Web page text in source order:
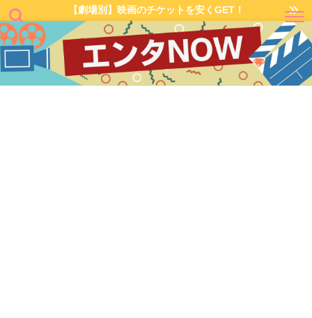
【劇場別】映画のチケットを安くGET！